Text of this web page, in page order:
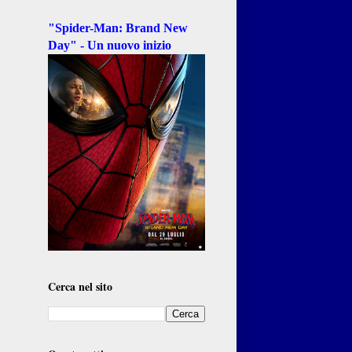
"Spider-Man: Brand New
Day" - Un nuovo inizio
Cerca nel sito